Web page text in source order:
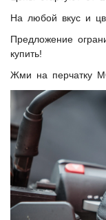
На любой вкус и
Предложение
купить!
Жми на перчатку